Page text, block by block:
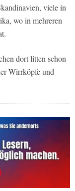
viele in
wo in mehreren
dort litten schon
Wirrköpfe und